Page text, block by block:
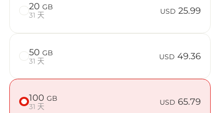
如何享受
在 Burkina
20 GB
31 天
USD 25.99
50 GB
31 天
USD 49.36
100 GB
31 天
USD 65.79